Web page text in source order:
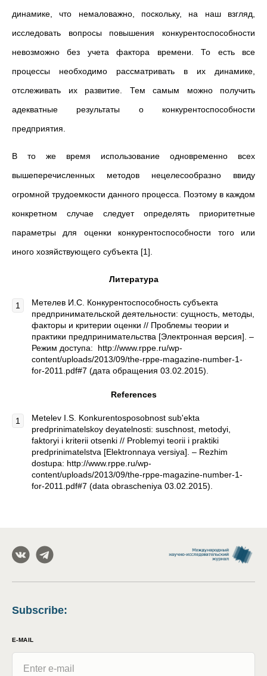
динамике, что немаловажно, поскольку, на наш взгляд,
исследовать вопросы повышения конкурентоспособности
невозможно без учета фактора времени. То есть все
процессы необходимо рассматривать в их динамике,
отслеживать их развитие. Тем самым можно получить
адекватные результаты о конкурентоспособности
предприятия.
В то же время использование одновременно всех
вышеперечисленных методов нецелесообразно ввиду
огромной трудоемкости данного процесса. Поэтому в каждом
конкретном случае следует определять приоритетные
параметры для оценки конкурентоспособности того или
иного хозяйствующего субъекта [1].
Литература
Метелев И.С. Конкурентоспособность субъекта
предпринимательской деятельности: сущность, методы,
факторы и критерии оценки // Проблемы теории и
практики предпринимательства [Электронная версия]. –
Режим доступа: http://www.rppe.ru/wp-
content/uploads/2013/09/the-rppe-magazine-number-1-
for-2011.pdf#7 (дата обращения 03.02.2015).
References
Metelev I.S. Konkurentosposobnost sub'ekta
predprinimatelskoy deyatelnosti: suschnost, metodyi,
faktoryi i kriterii otsenki // Problemyi teorii i praktiki
predprinimatelstva [Elektronnaya versiya]. – Rezhim
dostupa: http://www.rppe.ru/wp-
content/uploads/2013/09/the-rppe-magazine-number-1-
for-2011.pdf#7 (data obrascheniya 03.02.2015).
Subscribe:
E-MAIL